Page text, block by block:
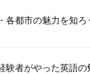
各都市の魅力を知ろ
験者がやった英語の